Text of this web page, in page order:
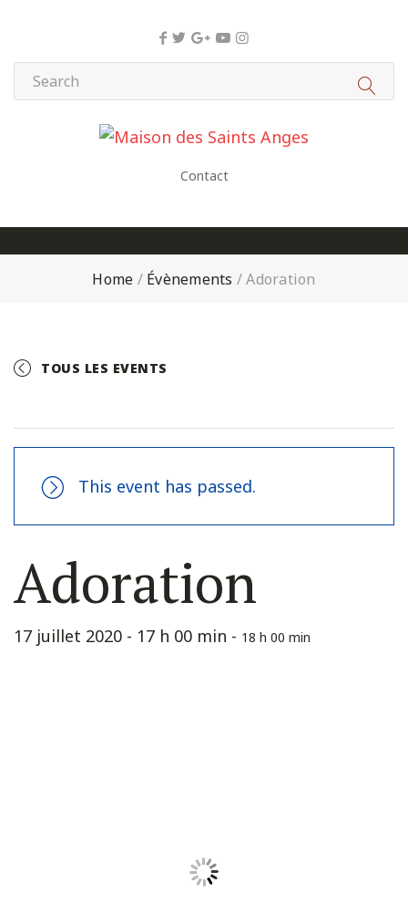
Contact
Home / Évènements /Adoration
TOUS LES EVENTS
This event has passed.
Adoration
17 juillet 2020 - 17 h 00 min - 18 h 00 min